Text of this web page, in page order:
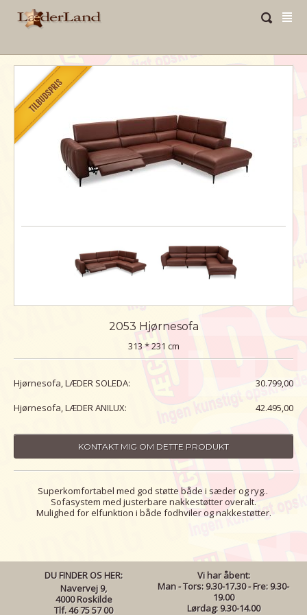
2053 Hjørnesofa
313 * 231 cm
Hjørnesofa, LÆDER SOLEDA:
30.799,00
Hjørnesofa, LÆDER ANILUX:
42.495,00
KONTAKT MIG OM DETTE PRODUKT
Superkomfortabel med god støtte både i sæder og ryg..
Sofasystem med justerbare nakkestøtter overalt.
Mulighed for elfunktion i både fodhviler og nakkestøtter.
DU FINDER OS HER:
Navervej 9,
4000 Roskilde
Tlf. 46 75 57 00
Vi har åbent:
Man - Tors: 9.30-17.30 - Fre: 9.30-
19.00
Lørdag: 9.30-14.00